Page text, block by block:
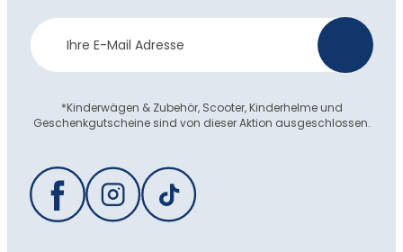
Newsletter
Anmeldung
*Kinderwägen & Zubehör, Scooter, Kinderhelme und
Geschenkgutscheine sind von dieser Aktion ausgeschlossen.